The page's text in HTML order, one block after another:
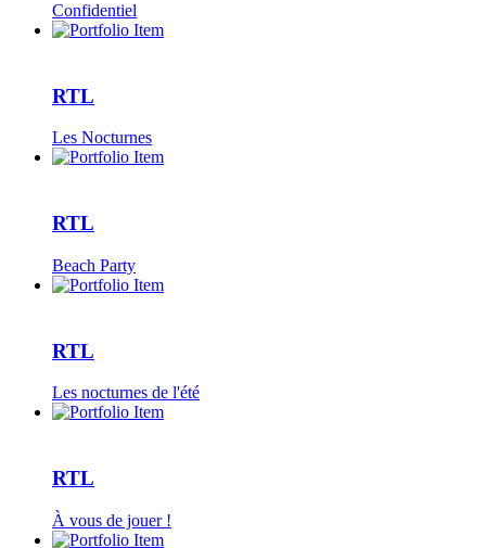
Confidentiel
RTL
Les Nocturnes
RTL
Beach Party
RTL
Les nocturnes de l'été
RTL
À vous de jouer !